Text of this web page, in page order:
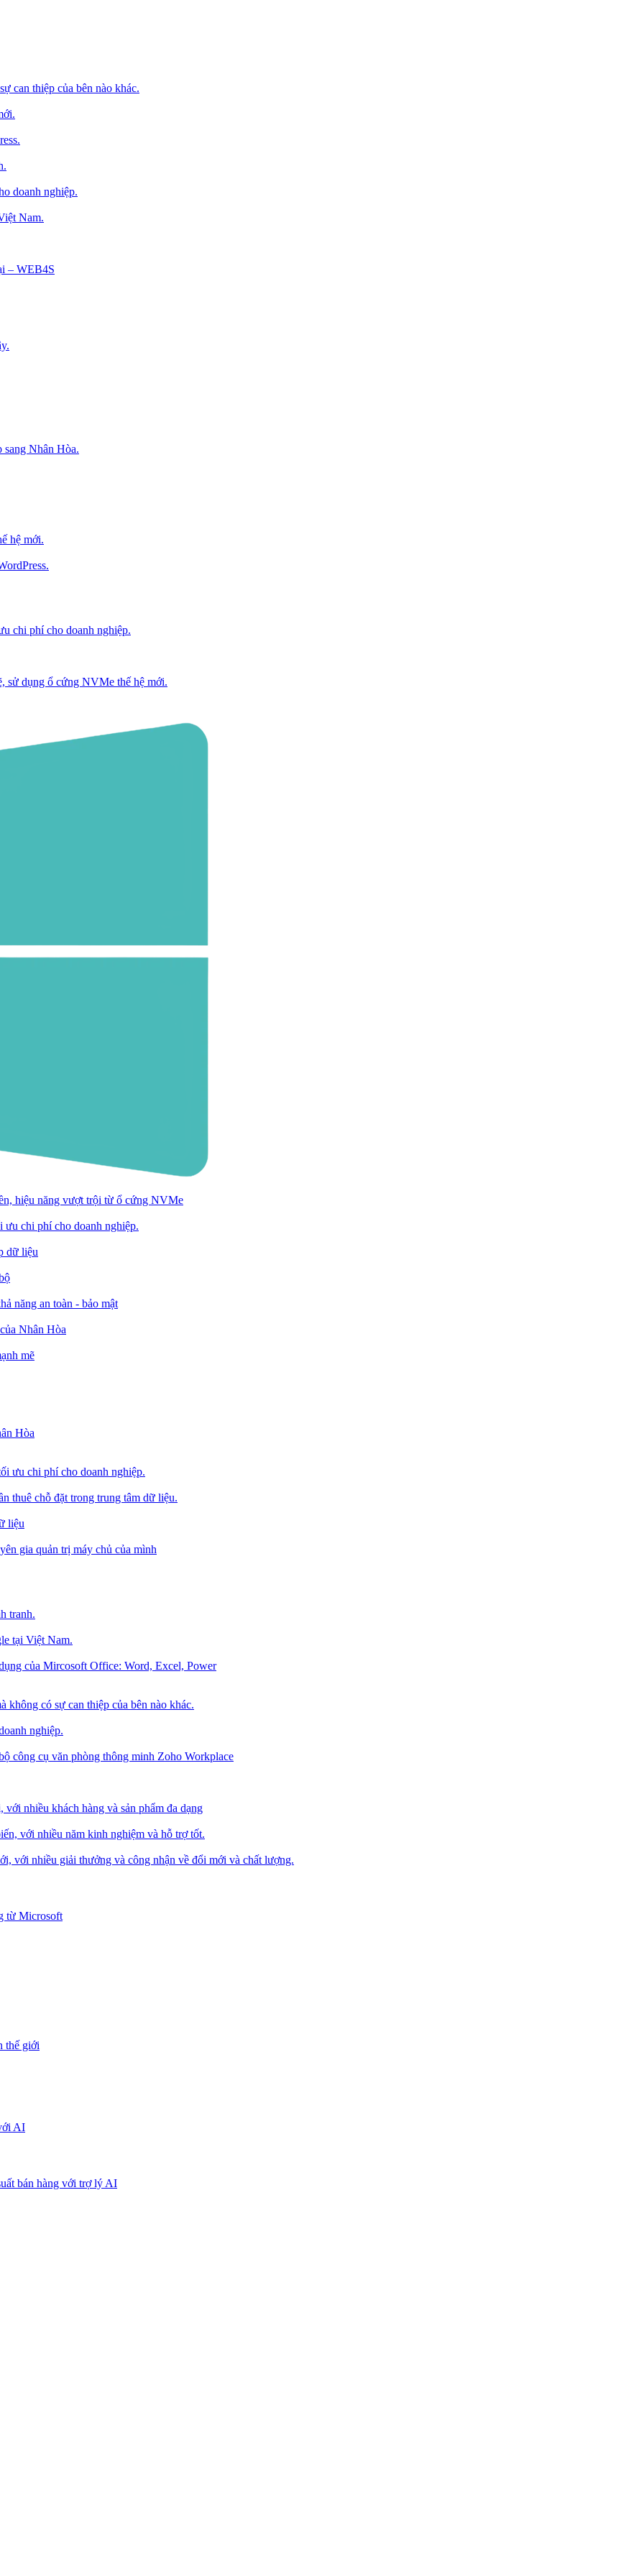
can thiệp của bên nào khác.
doanh nghiệp.
Nam.
– WEB4S
sang Nhân Hòa.
hệ mới.
chi phí cho doanh nghiệp.
sử dụng ổ cứng NVMe thế hệ mới.
hiệu năng vượt trội từ ổ cứng NVMe
ưu chi phí cho doanh nghiệp.
dữ liệu
năng an toàn - bảo mật
Nhân Hòa
mẽ
Hòa
ưu chi phí cho doanh nghiệp.
thuê chỗ đặt trong trung tâm dữ liệu.
liệu
gia quản trị máy chủ của mình
tranh.
tại Việt Nam.
của Mircosoft Office: Word, Excel, Power
không có sự can thiệp của bên nào khác.
nghiệp.
công cụ văn phòng thông minh Zoho Workplace
nhiều khách hàng và sản phẩm đa dạng
với nhiều năm kinh nghiệm và hỗ trợ tốt.
với nhiều giải thưởng và công nhận về đổi mới và chất lượng.
từ Microsoft
thế giới
AI
bán hàng với trợ lý AI